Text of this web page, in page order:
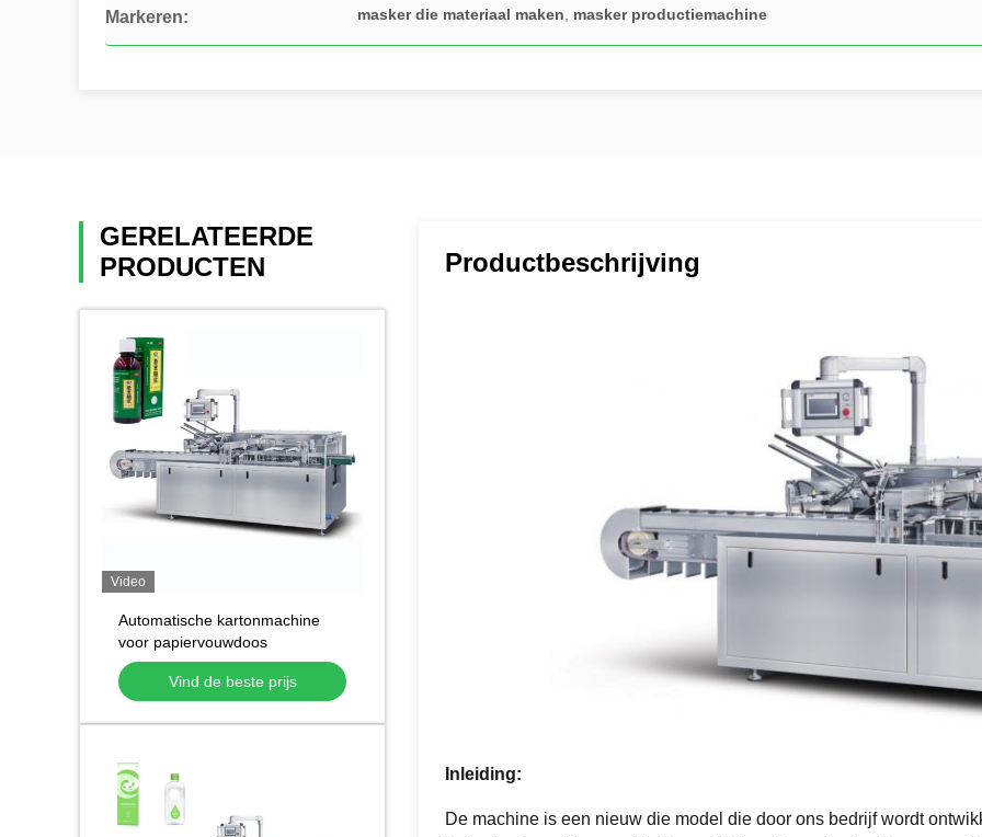
Markeren: masker die materiaal maken masker productiemachine
Productbeschrijving
Inleiding:
De machine is een nieuw die model die door ons bedrijf wordt
GERELATEERDE
PRODUCTEN
Video
Automatische kartonmachine
voor papiervouwdoos
Automatische kartonmachine
voor cosmetische buizen
Vind de beste prijs